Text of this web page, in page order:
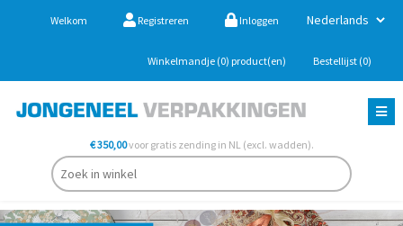
Welkom Registreren Inloggen
Winkelmandje (0) product(en) Bestellijst (0)
€ 350,00voor gratis zending in NL (excl. wadden).